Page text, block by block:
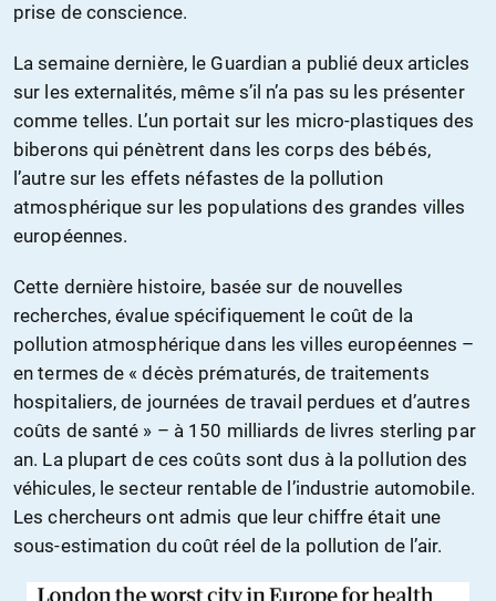
prise de conscience.
La semaine dernière, le Guardian a publié deux articles
sur les externalités, même s’il n’a pas su les présenter
comme telles. L’un portait sur les micro-plastiques des
biberons qui pénètrent dans les corps des bébés,
l’autre sur les effets néfastes de la pollution
atmosphérique sur les populations des grandes villes
européennes.
Cette dernière histoire, basée sur de nouvelles
recherches, évalue spécifiquement le coût de la
pollution atmosphérique dans les villes européennes –
en termes de « décès prématurés, de traitements
hospitaliers, de journées de travail perdues et d’autres
coûts de santé » – à 150 milliards de livres sterling par
an. La plupart de ces coûts sont dus à la pollution des
véhicules, le secteur rentable de l’industrie automobile.
Les chercheurs ont admis que leur chiffre était une
sous-estimation du coût réel de la pollution de l’air.